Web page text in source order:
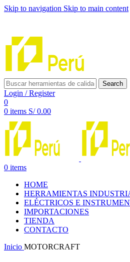
Skip to navigation Skip to main content
Search
Login / Register
0
0 items S/0.00
0 items
HOME
HERRAMIENTAS
ELÉCTRICOS E
IMPORTACIONES
TIENDA
CONTACTO
Inicio MOTORCRAFT